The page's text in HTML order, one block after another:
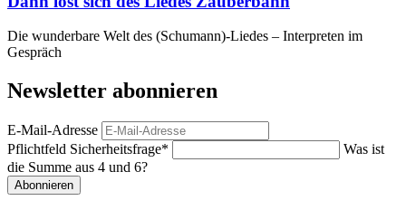
Die wunderbare Welt des (Schumann)-Liedes – Interpreten im
Gespräch
Newsletter abonnieren
E-Mail-Adresse
Pflichtfeld Sicherheitsfrage*
Was ist
die Summe aus 4 und 6?
Abonnieren